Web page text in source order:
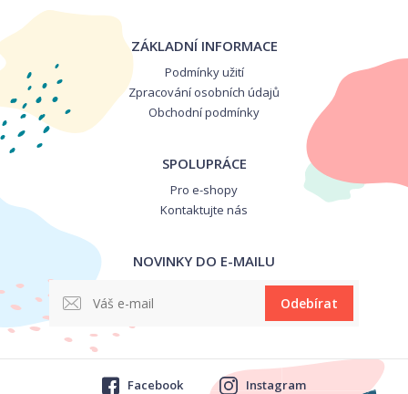
ZÁKLADNÍ INFORMACE
Podmínky užití
Zpracování osobních údajů
Obchodní podmínky
SPOLUPRÁCE
Pro e-shopy
Kontaktujte nás
NOVINKY DO E-MAILU
Odebírat
Facebook Instagram